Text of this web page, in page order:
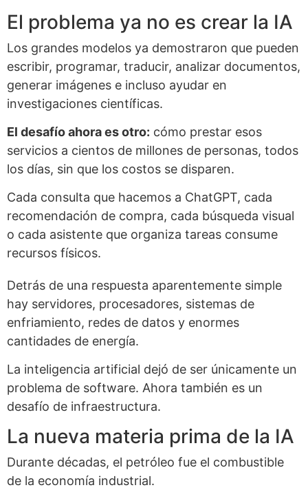
El problema ya no es crear la IA
Los grandes modelos ya demostraron que pueden
escribir, programar, traducir, analizar documentos,
generar imágenes e incluso ayudar en
investigaciones científicas.
El desafío ahora es otro: cómo prestar esos
servicios a cientos de millones de personas, todos
los días, sin que los costos se disparen.
Cada consulta que hacemos a ChatGPT, cada
recomendación de compra, cada búsqueda visual
o cada asistente que organiza tareas consume
recursos físicos.
Detrás de una respuesta aparentemente simple
hay servidores, procesadores, sistemas de
enfriamiento, redes de datos y enormes
cantidades de energía.
La inteligencia artificial dejó de ser únicamente un
problema de software. Ahora también es un
desafío de infraestructura.
La nueva materia prima de la IA
Durante décadas, el petróleo fue el combustible
de la economía industrial.